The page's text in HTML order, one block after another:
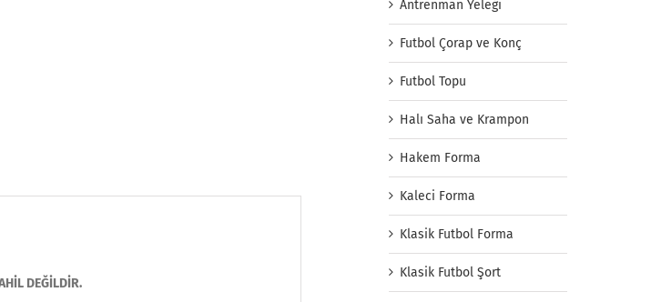
DEĞİLDİR.
Antrenman Yeleği
Futbol Çorap ve Konç
Futbol Topu
Halı Saha ve Krampon
Hakem Forma
Kaleci Forma
Klasik Futbol Forma
Klasik Futbol Şort